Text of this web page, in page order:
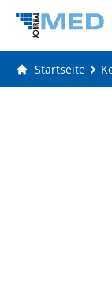
Startseite